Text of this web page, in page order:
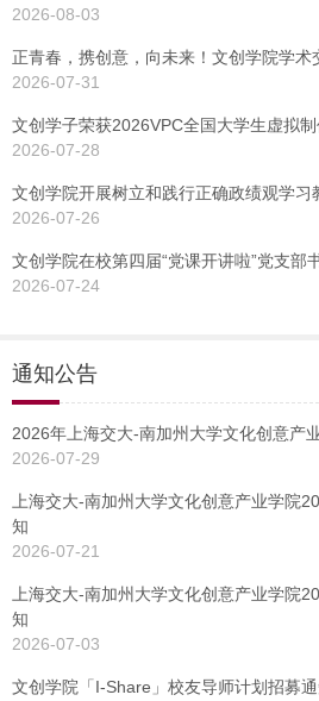
2026-08-03
正青春，携创意，向未来！文创学院学术
2026-07-31
文创学子荣获2026VPC全国大学生虚拟
2026-07-28
文创学院开展树立和践行正确政绩观学习
2026-07-26
文创学院在校第四届“党课开讲啦”党支部
2026-07-24
通知公告
2026年上海交大-南加州大学文化创意产
2026-07-29
上海交大-南加州大学文化创意产业学院
知
2026-07-21
上海交大-南加州大学文化创意产业学院
知
2026-07-03
文创学院「I-Share」校友导师计划招募